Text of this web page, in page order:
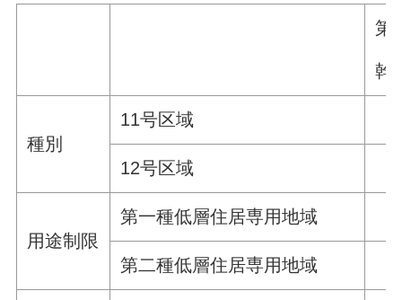
第
幹
種別
11号区域
12号区域
用途制限
第一種低層住居専用地域
第二種低層住居専用地域